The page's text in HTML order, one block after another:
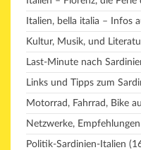
Italien, bella italia – Infos
Kultur, Musik, und
Last-Minute nach
Links und Tipps zum
Motorrad, Fahrrad, Bike
Netzwerke,
Politik-Sardinien-Italien